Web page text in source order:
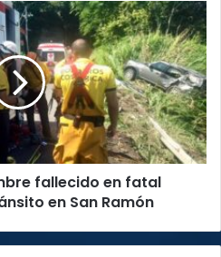
fallecido en fatal
en San Ramón